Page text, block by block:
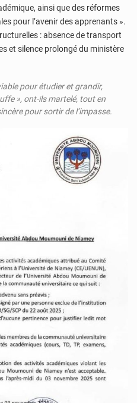
ainsi que des réformes
pour l’avenir des apprenants ».
: absence de transport
et silence prolongé du ministère
pour étudier et grandir,
», ont-ils martelé, tout en
pour sortir de l’impasse.